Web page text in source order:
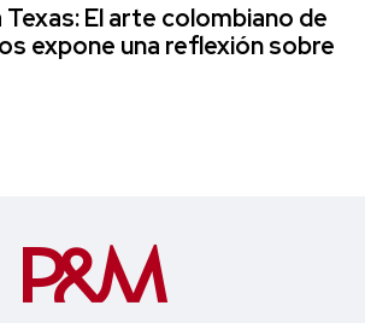
Texas: El arte colombiano de
expone una reflexión sobre